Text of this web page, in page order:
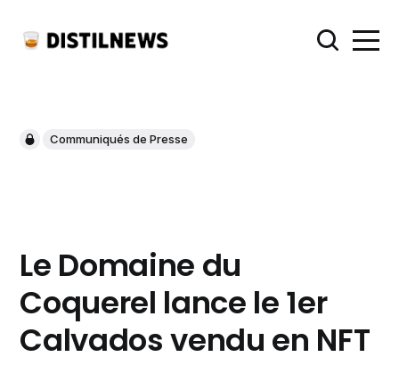
Communiqués de Presse
Le Domaine du
Coquerel lance le 1er
Calvados vendu en NFT